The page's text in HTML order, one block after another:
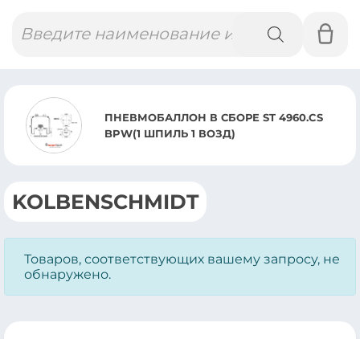
товаров
ПНЕВМОБАЛЛОН В СБОРЕ ST 4960.CS
BPW(1 ШПИЛЬ 1 ВОЗД)
KOLBENSCHMIDT
Товаров, соответствующих вашему запросу, не
обнаружено.